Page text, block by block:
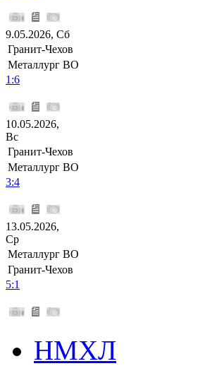
9.05.2026, Сб
Гранит-Чехов
Металлург ВО
1:6
10.05.2026,
Вс
Гранит-Чехов
Металлург ВО
3:4
13.05.2026,
Ср
Металлург ВО
Гранит-Чехов
5:1
НМХЛ